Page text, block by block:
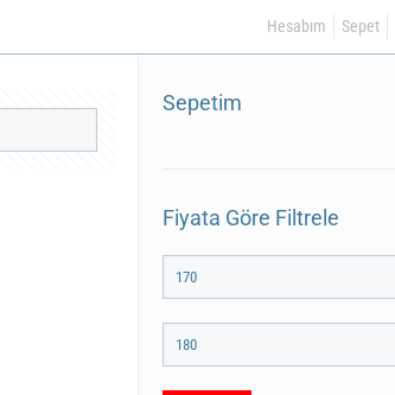
Hesabım Sepet
Sepetim
Fiyata Göre Filtrele